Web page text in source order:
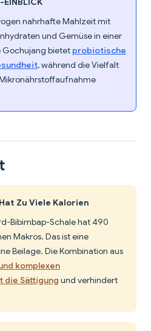
nahrhafte Mahlzeit mit
und Gemüse in einer
Gochujang bietet probiotische
, während die Vielfalt
Zu Viele Kalorien
Bibimbap-Schale hat 490
Makros. Das ist eine
Beilage. Die Kombination aus
komplexen
die Sättigung und verhindert